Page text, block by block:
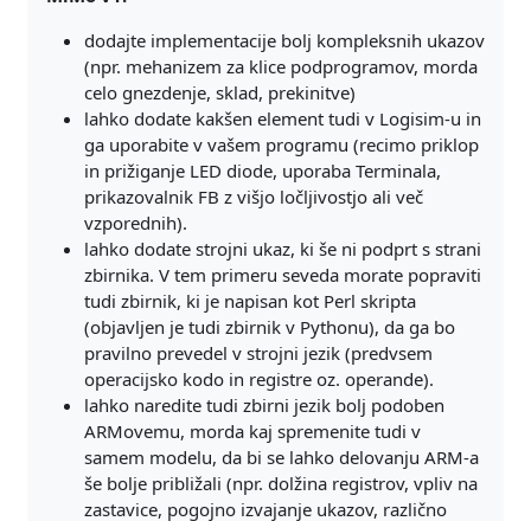
dodajte implementacije bolj kompleksnih ukazov
(npr. mehanizem za klice podprogramov, morda
celo gnezdenje, sklad, prekinitve)
lahko dodate kakšen element tudi v Logisim-u in
ga uporabite v vašem programu (recimo priklop
in prižiganje LED diode, uporaba Terminala,
prikazovalnik FB z višjo ločljivostjo ali več
vzporednih).
lahko dodate strojni ukaz, ki še ni podprt s strani
zbirnika. V tem primeru seveda morate popraviti
tudi zbirnik, ki je napisan kot Perl skripta
(objavljen je tudi zbirnik v Pythonu), da ga bo
pravilno prevedel v strojni jezik (predvsem
operacijsko kodo in registre oz. operande).
lahko naredite tudi zbirni jezik bolj podoben
ARMovemu, morda kaj spremenite tudi v
samem modelu, da bi se lahko delovanju ARM-a
še bolje približali (npr. dolžina registrov, vpliv na
zastavice, pogojno izvajanje ukazov, različno